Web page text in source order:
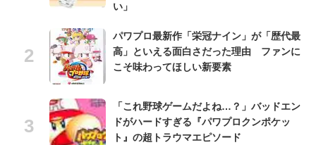
い」
パワプロ最新作「栄冠ナイン」が「歴代最
高」といえる面白さだった理由 ファンに
こそ味わってほしい新要素
「これ野球ゲームだよね…？」バッドエン
ドがハードすぎる『パワプロクンポケッ
ト』の超トラウマエピソード